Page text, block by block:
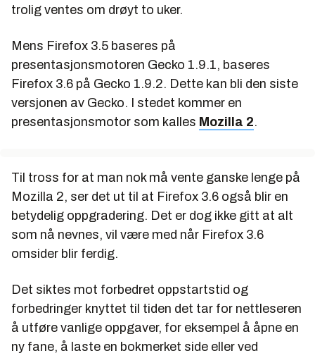
trolig ventes om drøyt to uker.
Mens Firefox 3.5 baseres på
presentasjonsmotoren Gecko 1.9.1, baseres
Firefox 3.6 på Gecko 1.9.2. Dette kan bli den siste
versjonen av Gecko. I stedet kommer en
presentasjonsmotor som kalles Mozilla 2.
Til tross for at man nok må vente ganske lenge på
Mozilla 2, ser det ut til at Firefox 3.6 også blir en
betydelig oppgradering. Det er dog ikke gitt at alt
som nå nevnes, vil være med når Firefox 3.6
omsider blir ferdig.
Det siktes mot forbedret oppstartstid og
forbedringer knyttet til tiden det tar for nettleseren
å utføre vanlige oppgaver, for eksempel å åpne en
ny fane, å laste en bokmerket side eller ved